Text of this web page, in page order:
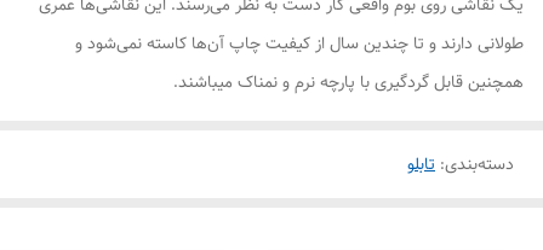
طولانی دارند و تا چندین سال از کیفیت چاپ آن‌ها کاسته نمی‌شود و
همچنین قابل گردگیری با پارچه نرم و نمناک میباشند.
دسته‌بندی: تابلو